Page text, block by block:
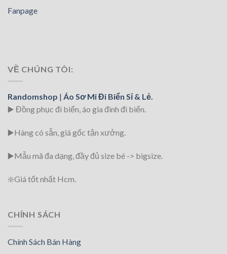
Fanpage
VỀ CHÚNG TÔI:
Randomshop | Áo Sơ Mi Đi Biển Sỉ & Lẻ.
▶️ Đồng phục đi biển, áo gia đình đi biển.
▶️Hàng có sẵn, giá gốc tận xưởng.
▶️Mẫu mã đa dạng, đầy đủ size bé -> bigsize.
❇️Giá tốt nhất Hcm.
CHÍNH SÁCH
Chính Sách Bán Hàng